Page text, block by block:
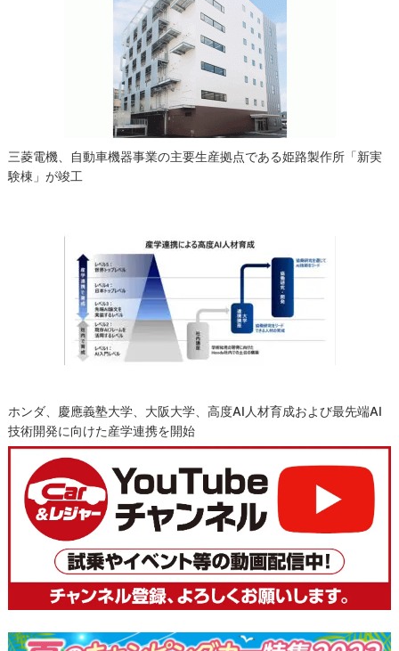
三菱電機、自動車機器事業の主要生産拠点である姫路製作所「新実
験棟」が竣工
ホンダ、慶應義塾大学、大阪大学、高度AI人材育成および最先端AI
技術開発に向けた産学連携を開始